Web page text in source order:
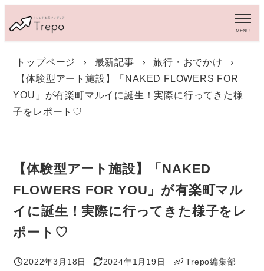
イ
MENU
トップページ 最新記事
旅行・おでかけ
【体験型アート施設】「NAKED FLOWERS FOR
YOU」が有楽町マルイに誕生！実際に行ってきた様
子をレポート♡
【体験型アート施設】「NAKED
FLOWERS FOR YOU」が有楽町マル
イに誕生！実際に行ってきた様子をレ
ポート♡
投稿日
2022年3月18日
更新日
2024年1月19日
Trepo編集部